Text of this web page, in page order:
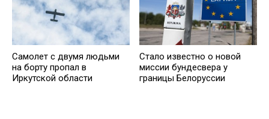
Самолет с двумя людьми
на борту пропал в
Иркутской области
Стало известно о новой
миссии бундесвера у
границы Белоруссии